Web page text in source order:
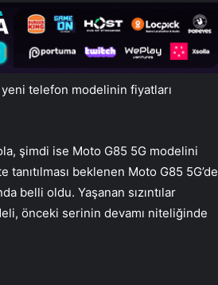
yeni telefon modelinin fiyatları
şimdi ise Moto G85 5G modelini
beklenen Moto G85 5G’de
belli oldu. Yaşanan sızıntılar
önceki serinin devamı niteliğinde